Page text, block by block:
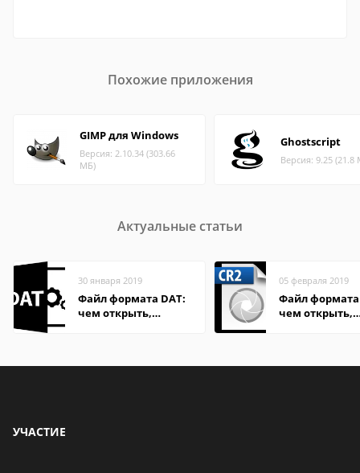
Похожие приложения
GIMP для Windows
Версия: 2.10.34 (303.66
МБ)
Ghostscript
Версия: 9.25 (21.8
Актуальные статьи
30 января 2019
Файл формата DAT:
чем открыть,
05 февраля 2019
Файл формата
чем открыть,
УЧАСТИЕ